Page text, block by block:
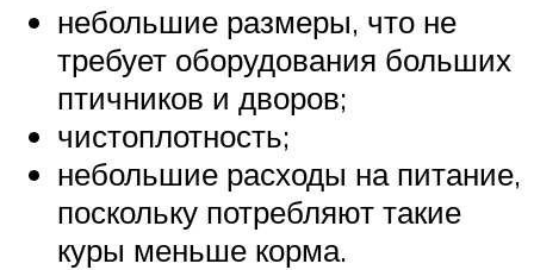
небольшие размеры, что не
требует оборудования больших
птичников и дворов;
чистоплотность;
небольшие расходы на питание,
поскольку потребляют такие
куры меньше корма.